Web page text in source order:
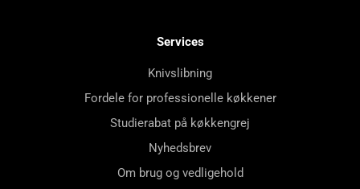
Services
Knivslibning
Fordele for professionelle køkkener
Studierabat på køkkengrej
Nyhedsbrev
Om brug og vedligehold